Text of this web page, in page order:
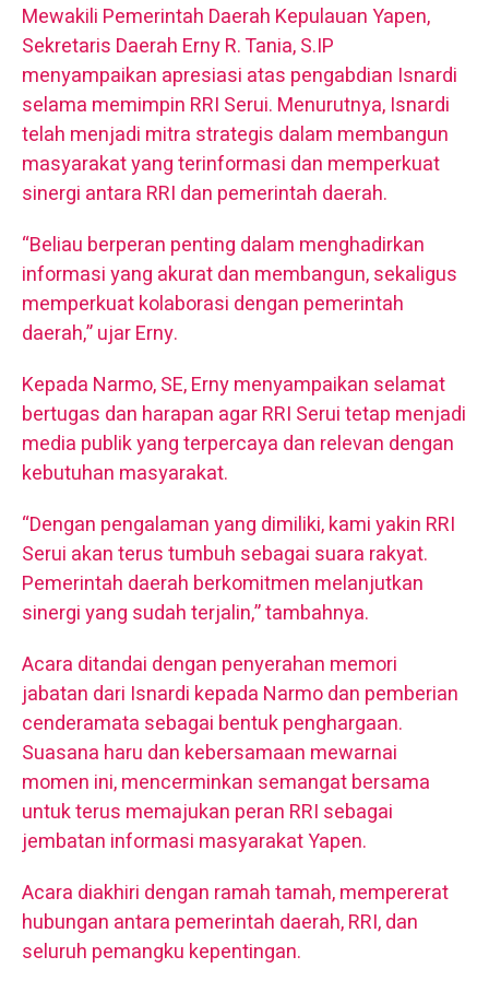
Mewakili Pemerintah Daerah Kepulauan Yapen,
Sekretaris Daerah Erny R. Tania, S.IP
menyampaikan apresiasi atas pengabdian Isnardi
selama memimpin RRI Serui. Menurutnya, Isnardi
telah menjadi mitra strategis dalam membangun
masyarakat yang terinformasi dan memperkuat
sinergi antara RRI dan pemerintah daerah.
“Beliau berperan penting dalam menghadirkan
informasi yang akurat dan membangun, sekaligus
memperkuat kolaborasi dengan pemerintah
daerah,” ujar Erny.
Kepada Narmo, SE, Erny menyampaikan selamat
bertugas dan harapan agar RRI Serui tetap menjadi
media publik yang terpercaya dan relevan dengan
kebutuhan masyarakat.
“Dengan pengalaman yang dimiliki, kami yakin RRI
Serui akan terus tumbuh sebagai suara rakyat.
Pemerintah daerah berkomitmen melanjutkan
sinergi yang sudah terjalin,” tambahnya.
Acara ditandai dengan penyerahan memori
jabatan dari Isnardi kepada Narmo dan pemberian
cenderamata sebagai bentuk penghargaan.
Suasana haru dan kebersamaan mewarnai
momen ini, mencerminkan semangat bersama
untuk terus memajukan peran RRI sebagai
jembatan informasi masyarakat Yapen.
Acara diakhiri dengan ramah tamah, mempererat
hubungan antara pemerintah daerah, RRI, dan
seluruh pemangku kepentingan.